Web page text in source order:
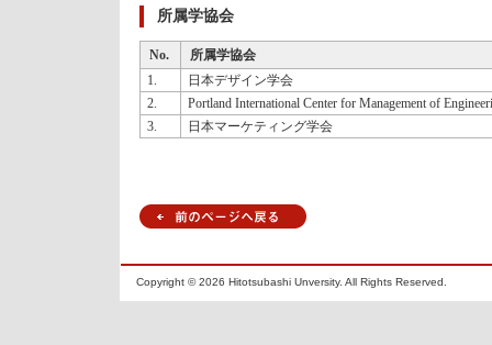
所属学協会
No.
所属学協会
1.
日本デザイン学会
2.
Portland International Center for Management of
3.
日本マーケティング学会
Copyright ©2026 Hitotsubashi Unversity. All Rights Reserved.